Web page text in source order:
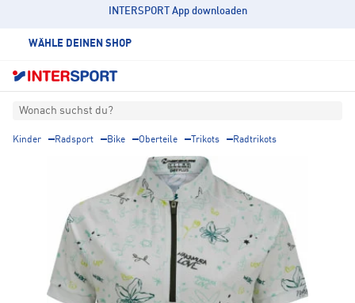
INTERSPORT App downloaden
WÄHLE DEINEN SHOP
Wonach suchst du?
Kinder Radsport Bike Oberteile Trikots Radtrikots